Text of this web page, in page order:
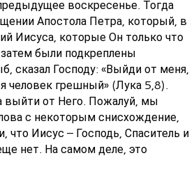
воскресенье. Тогда
Апостола Петра, который, в
Иисуса, которые Он только что
были подкреплены
сказал Господу: «Выйди от меня,
человек грешный» (Лука 5,8).
выйти от Него. Пожалуй, мы
с некоторым снисхождение,
что Иисус – Господь, Спаситель и
нет. На самом деле, это